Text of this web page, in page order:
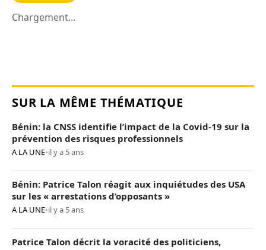
Chargement...
SUR LA MÊME THÉMATIQUE
Bénin: la CNSS identifie l’impact de la Covid-19 sur la
prévention des risques professionnels
A LA UNE•il y a 5 ans
Bénin: Patrice Talon réagit aux inquiétudes des USA
sur les « arrestations d’opposants »
A LA UNE•il y a 5 ans
Patrice Talon décrit la voracité des politiciens,